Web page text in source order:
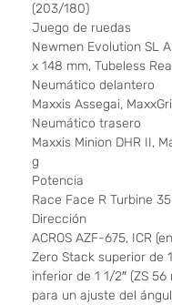
(203/180)
Juego de ruedas
Newmen Evolution SL
x 148 mm, Tubeless
Neumático delantero
Maxxis Assegai,
Neumático trasero
Maxxis Minion DHR II,
g
Potencia
Race Face R Turbine 35
Dirección
ACROS AZF-675, ICR
Zero Stack superior de
inferior de 1 1/2″ (ZS
para un ajuste del